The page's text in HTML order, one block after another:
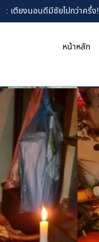
: เตียงนอนดีมีชัยไปกว่าครึ่ง!
หน้าหลัก